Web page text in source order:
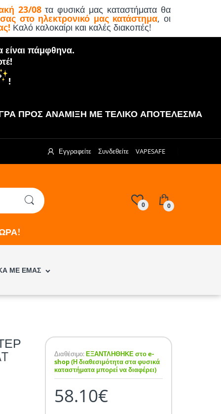
23/08τα φυσικά μας καταστήματα θα
στο ηλεκτρονικό μας κατάστημα, οι
Καλό καλοκαίρι και καλές διακοπές!
είναι πάμφθηνα.
!
ΠΡΟΣ ΑΝΑΜΙΞΗ ΜΕ ΤΕΛΙΚΟ ΑΠΟΤΕΛΕΣΜΑ
Εγγραφείτε Συνδεθείτε VAPESAFE
0 0
ΜΕ ΕΜΑΣ
Διαθέσιμο:ΕΞΑΝΤΛΗΘΗΚΕ στο e-
shop (Η διαθεσιμότητα στα φυσικά
καταστήματα μπορεί να διαφέρει)
58.10€